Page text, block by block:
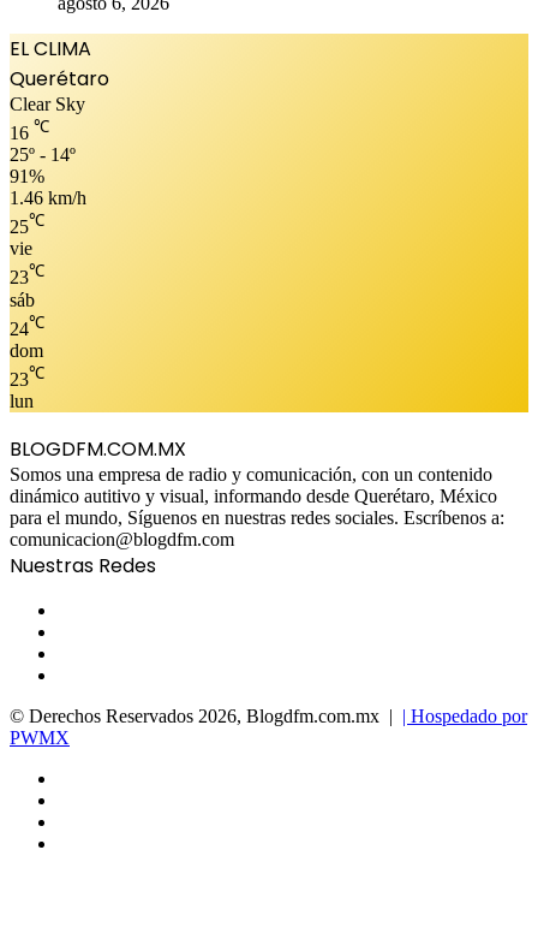
EL CLIMA
Querétaro
Clear Sky
16 ℃
25º - 14º
91%
1.46 km/h
25℃
vie
23℃
sáb
24℃
dom
23℃
lun
BLOGDFM.COM.MX
Somos una empresa de radio y comunicación, con un contenido
dinámico autitivo y visual, informando desde Querétaro, México
para el mundo, Síguenos en nuestras redes sociales. Escríbenos a:
comunicacion@blogdfm.com
Nuestras Redes
© Derechos Reservados 2026, Blogdfm.com.mx | | Hospedado por
PWMX